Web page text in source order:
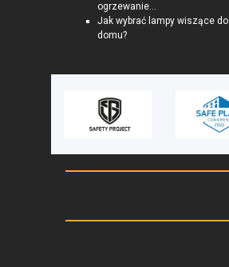
ogrzewanie...
Jak wybrać lampy wiszące do
domu?